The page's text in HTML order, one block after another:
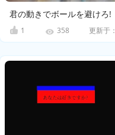
君の動きでボールを避けろ!
1 358 更新于：